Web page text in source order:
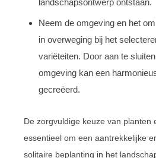
Neem de omgeving en het
in overweging bij het
variëteiten. Door aan te
omgeving kan een
gecreëerd.
De zorgvuldige keuze van planten
essentieel om een aantrekkelijke
solitaire beplanting in het